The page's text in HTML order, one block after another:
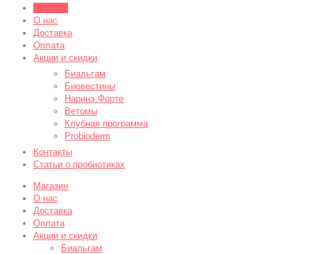
О нас
Доставка
Оплата
Акции и скидки
Биальгам
Биовестины
Наринэ Форте
Ветомы
Клубная программа
Probioderm
Контакты
Статьи о пробиотиках
Магазин
О нас
Доставка
Оплата
Акции и скидки
Биальгам